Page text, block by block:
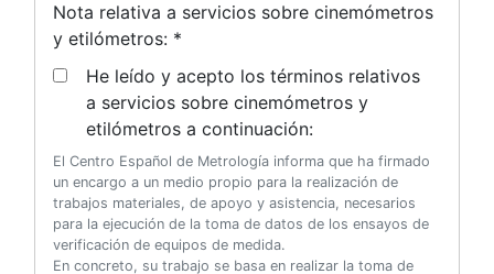
Nota relativa a servicios sobre cinemómetros
y etilómetros: *
He leído y acepto los términos relativos
a servicios sobre cinemómetros y
etilómetros a continuación:
El Centro Español de Metrología informa que ha firmado
un encargo a un medio propio para la realización de
trabajos materiales, de apoyo y asistencia, necesarios
para la ejecución de la toma de datos de los ensayos de
verificación de equipos de medida.
En concreto, su trabajo se basa en realizar la toma de